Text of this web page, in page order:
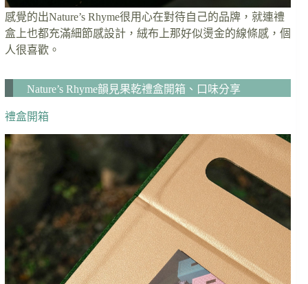
感覺的出Nature’s Rhyme很用心在對待自己的品牌，就連禮
盒上也都充滿細節感設計，絨布上那好似燙金的線條感，個
人很喜歡。
Nature’s Rhyme韻見果乾禮盒開箱、口味分享
禮盒開箱